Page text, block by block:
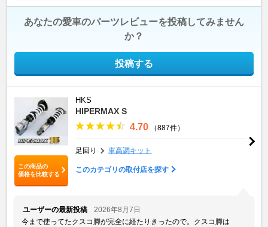
あなたの愛車のパーツレビューを投稿してみません
か？
投稿する
この商品の
価格を比較する
HKS
HIPERMAX S
4.70 （887件）
足回り 車高調キット
このカテゴリの取付店を探す
ユーザーの最新投稿
2026年8月7日
今まで使ってたクスコ脚が完全に経たりきったので。クスコ脚は